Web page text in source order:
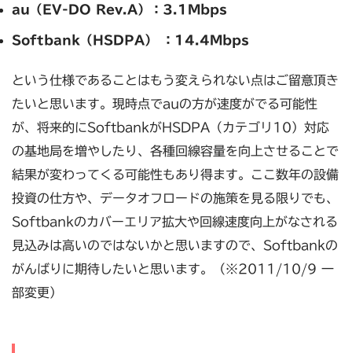
au（EV-DO Rev.A）：3.1Mbps
Softbank（HSDPA） ：14.4Mbps
という仕様であることはもう変えられない点はご留意頂き
たいと思います。現時点でauの方が速度がでる可能性
が、将来的にSoftbankがHSDPA（カテゴリ10）対応
の基地局を増やしたり、各種回線容量を向上させることで
結果が変わってくる可能性もあり得ます。ここ数年の設備
投資の仕方や、データオフロードの施策を見る限りでも、
Softbankのカバーエリア拡大や回線速度向上がなされる
見込みは高いのではないかと思いますので、Softbankの
がんばりに期待したいと思います。（※2011/10/9 一
部変更）